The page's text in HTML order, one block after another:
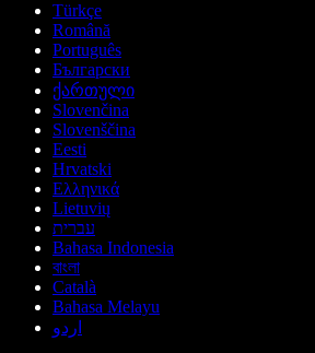
Türkçe
Română
Português
Български
ქართული
Slovenčina
Slovenščina
Eesti
Hrvatski
Ελληνικά
Lietuvių
עברית
Bahasa Indonesia
বাংলা
Català
Bahasa Melayu
اردو